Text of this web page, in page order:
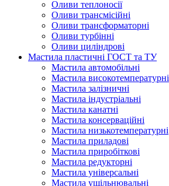
Оливи теплоносії
Оливи трансмісійні
Оливи трансформаторні
Оливи турбінні
Оливи циліндрові
Мастила пластичні ГОСТ та ТУ
Мастила автомобільні
Мастила високотемпературні
Мастила залізничні
Мастила індустріальні
Мастила канатні
Мастила консерваційні
Мастила низькотемпературні
Мастила приладові
Мастила приробіткові
Мастила редукторні
Мастила універсальні
Мастила ущільнювальні